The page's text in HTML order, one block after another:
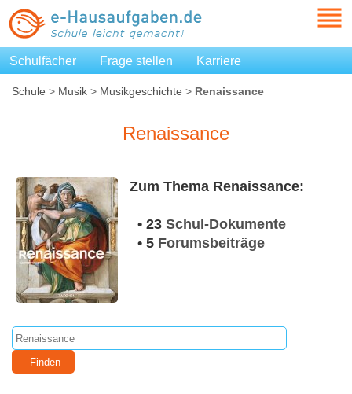
Schulfächer Frage stellen Karriere
Schule > Musik > Musikgeschichte > Renaissance
Renaissance
Zum Thema Renaissance:
• 23 Schul-Dokumente
• 5 Forumsbeiträge